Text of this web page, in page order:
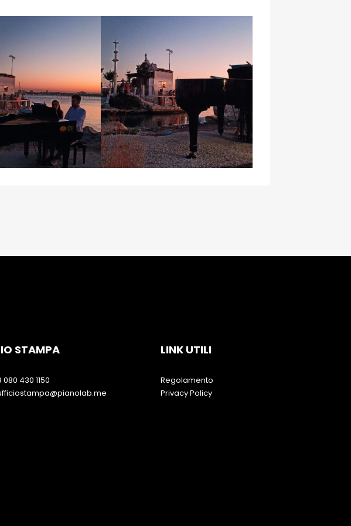
STAMPA
080 430 1150
LINK UTILI
Regolamento
Privacy Policy